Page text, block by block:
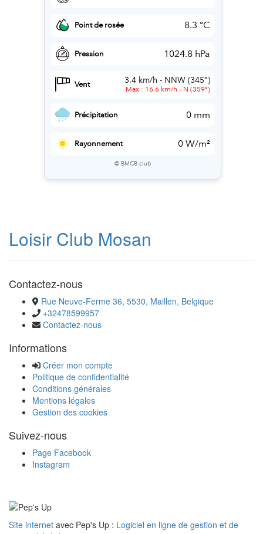
Loisir Club Mosan
Contactez-nous
Rue Neuve-Ferme 36, 5530, Maillen, Belgique
+32478599957
Contactez-nous
Informations
Créer mon compte
Politique de confidentialité
Conditions générales
Mentions légales
Gestion des cookies
Suivez-nous
Page Facebook
Instagram
Site internet avec Pep's Up : Logiciel en ligne de gestion et de